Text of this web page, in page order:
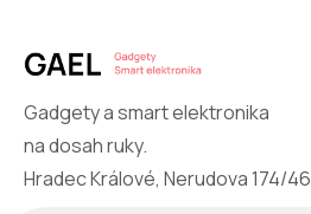
Gadgety a smart elektronika
na dosah ruky.
Hradec Králové, Nerudova 174/46